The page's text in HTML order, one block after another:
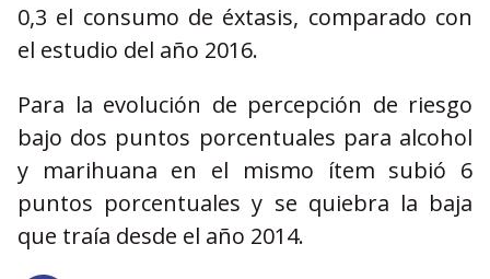
0,3 el consumo de éxtasis, comparado con
el estudio del año 2016.
Para la evolución de percepción de riesgo
bajo dos puntos porcentuales para alcohol
y marihuana en el mismo ítem subió 6
puntos porcentuales y se quiebra la baja
que traía desde el año 2014.